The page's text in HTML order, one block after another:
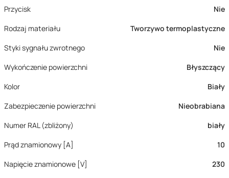
Przycisk
Nie
Rodzaj materiału
Tworzywo termoplastyczne
Styki sygnału zwrotnego
Nie
Wykończenie powierzchni
Błyszczący
Kolor
Biały
Zabezpieczenie powierzchni
Nieobrabiana
Numer RAL (zbliżony)
biały
Prąd znamionowy [A]
10
Napięcie znamionowe [V]
230